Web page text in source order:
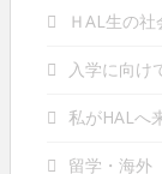
ＨAL生の社
入学に向け
私がHALへ
留学・海外